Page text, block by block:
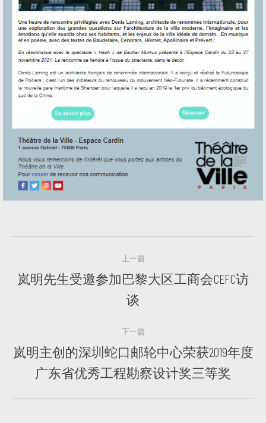
章
上一篇
上
一
岚明先生受邀参加巴黎大区工商会CEFC访
谈
下一篇
下
一
岚明主创的深圳蛇口邮轮中心荣获2019年度
广东省优秀工程勘察设计奖三等奖